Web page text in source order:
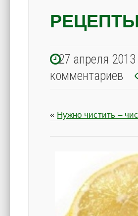
27 апреля
комментариев
« Нужно чистить –